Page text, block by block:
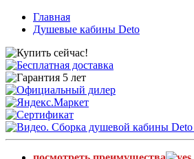
Главная
Душевые кабины Deto